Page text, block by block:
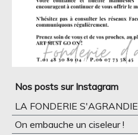
Nos posts sur Instagram
LA FONDERIE S'AGRANDIE
On embauche un ciseleur !